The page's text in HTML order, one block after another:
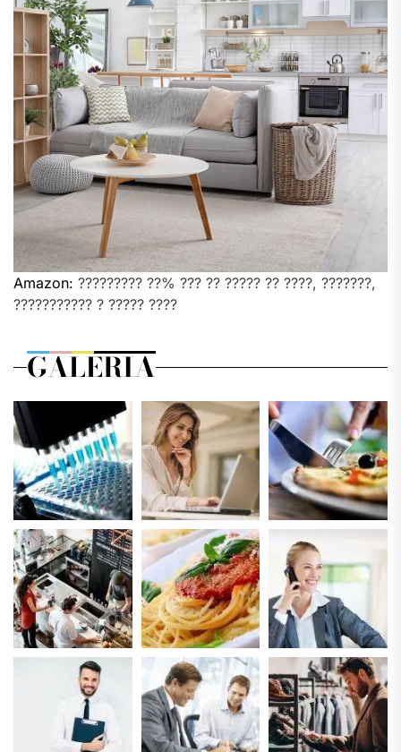
Amazon: ????????? ??% ??? ?? ????? ?? ????, ???????,
??????????? ? ????? ????
GALERIA